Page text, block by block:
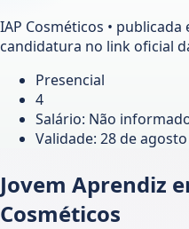
IAP Cosméticos • publicada
candidatura no link oficial
Presencial
4
Salário: Não
Validade: 28 de
Jovem Aprendiz
Cosméticos